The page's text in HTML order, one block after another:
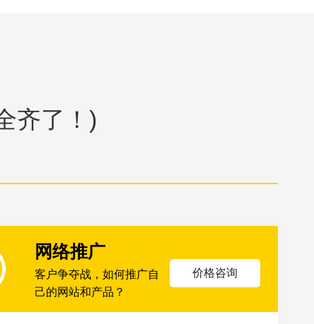
齐了！)
网络推广
客户争夺战，如何推广自
己的网站和产品？
价格咨询